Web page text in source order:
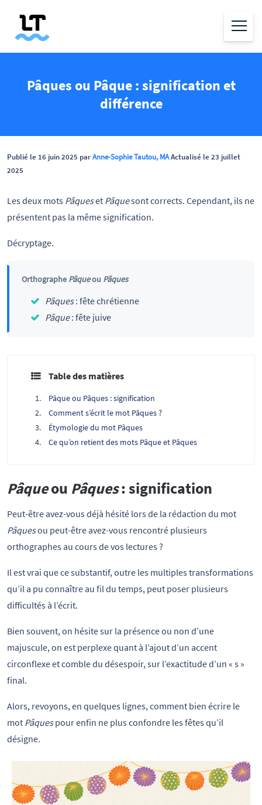
Pâques ou Pâque : signification et
différence
Publié le 16 juin 2025 parAnne-Sophie Tautou, MAActualisé le 23 juillet
2025
Les deux mots Pâqueset Pâquesont corrects. Cependant, ils ne
présentent pas la même signification.
Décryptage.
Orthographe Pâqueou Pâques
Pâques: fête chrétienne
Pâque: fête juive
Table des matières
Pâque ou Pâques : signification
Comment s’écrit le mot Pâques ?
Étymologie du mot Pâques
Ce qu’on retient des mots Pâque et Pâques
Pâqueou Pâques: signification
Peut-être avez-vous déjà hésité lors de la rédaction du mot
Pâquesou peut-être avez-vous rencontré plusieurs
orthographes au cours de vos lectures ?
Il est vrai que ce substantif, outre les multiples transformations
qu’il a pu connaître au fil du temps, peut poser plusieurs
difficultés à l’écrit.
Bien souvent, on hésite sur la présence ou non d’une
majuscule, on est perplexe quant à l’ajout d’un accent
circonflexe et comble du désespoir, sur l’exactitude d’un « s »
final.
Alors, revoyons, en quelques lignes, comment bien écrire le
mot Pâquespour enfin ne plus confondre les fêtes qu’il
désigne.